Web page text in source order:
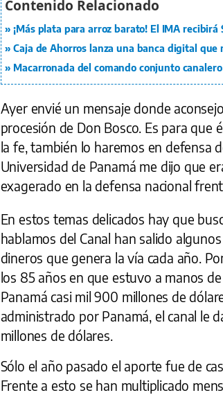
¡Más plata para arroz barato! El IMA recibirá
Caja de Ahorros lanza una banca digital que
Macarronada del comando conjunto canalero
Ayer envié un mensaje donde
procesión de Don Bosco. Es para que
la fe, también lo haremos en defensa
Universidad de Panamá me dijo que
exagerado en la defensa nacional
En estos temas delicados hay que
hablamos del Canal han salido
dineros que genera la vía cada año.
los 85 años en que estuvo a manos
Panamá casi mil 900 millones de
administrado por Panamá, el canal le
millones de dólares.
Sólo el año pasado el aporte fue de
Frente a esto se han multiplicado